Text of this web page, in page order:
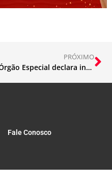
PRÓXIMO
Órgão Especial declara inconstitucional lei que alterava carreira de policial
Fale Conosco